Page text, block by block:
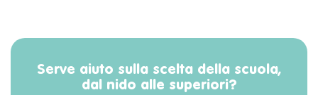
Serve aiuto sulla scelta della scuola,
dal nido alle superiori?